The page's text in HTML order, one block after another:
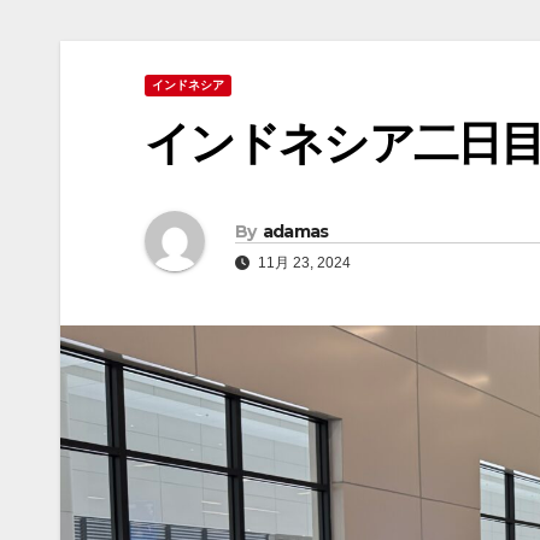
インドネシア
インドネシア二日
By adamas
11月 23, 2024